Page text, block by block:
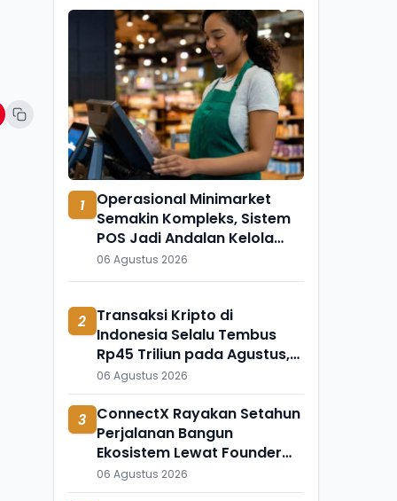
1
Operasional Minimarket
Semakin Kompleks, Sistem
POS Jadi Andalan Kelola
Transaksi dan Stok
06 Agustus 2026
2 Transaksi Kripto di
Indonesia Selalu Tembus
Rp45 Triliun pada Agustus,
Apa Penyebabnya?
06 Agustus 2026
3 ConnectX Rayakan Setahun
Perjalanan Bangun
Ekosistem Lewat Founder
dan Builder Summit 2026
06 Agustus 2026